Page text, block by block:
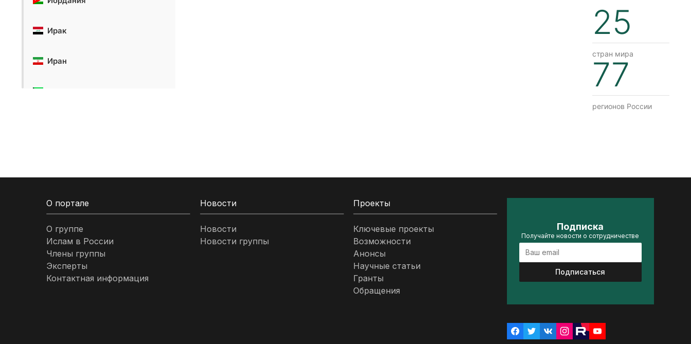
Ирак
Иран
Малайзия
Марокко
Нигерия
25
стран мира
77
регионов России
О портале
О группе
Ислам в России
Члены группы
Эксперты
Контактная информация
Новости
Новости
Новости группы
Проекты
Ключевые проекты
Возможности
Анонсы
Научные статьи
Гранты
Обращения
Подписка
Получайте новости о сотрудничестве
Подписаться